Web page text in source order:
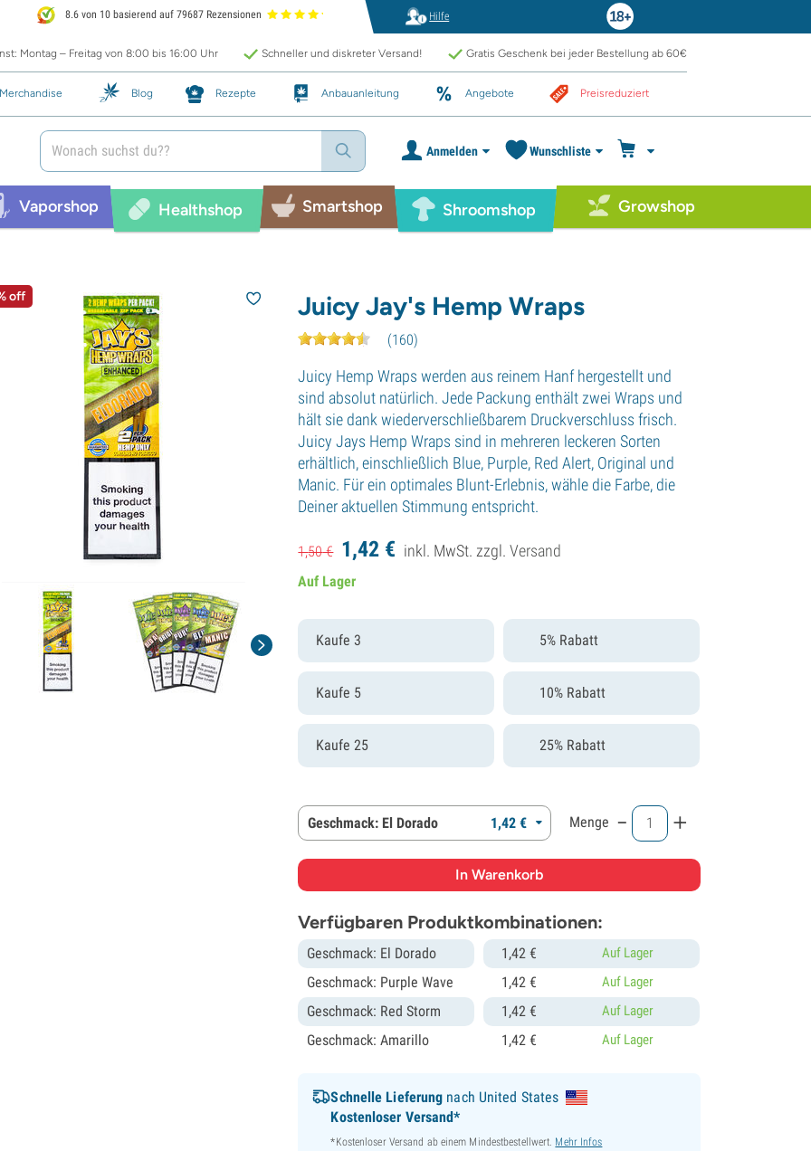
8.6 von 10 basierend auf 79687 Rezensionen Hilfe
Montag – Freitag von 8:00 bis 16:00 Uhr Schneller und diskreter Versand! Gratis Geschenk bei jeder Bestellung ab 60€
Merchandise Blog Rezepte Anbauanleitung Angebote Preisreduziert
Anmelden Wunschliste
Vaporshop Healthshop Smartshop Shroomshop Growshop
off Juicy Jay's Hemp Wraps
(160)
Juicy Hemp Wraps werden aus reinem Hanf hergestellt und
sind absolut natürlich. Jede Packung enthält zwei Wraps und
hält sie dank wiederverschließbarem Druckverschluss frisch.
Juicy Jays Hemp Wraps sind in mehreren leckeren Sorten
erhältlich, einschließlich Blue, Purple, Red Alert, Original und
Manic. Für ein optimales Blunt-Erlebnis, wähle die Farbe, die
Deiner aktuellen Stimmung entspricht.
1,50€ 1,42 € inkl. MwSt. zzgl.Versand
Auf Lager
Kaufe 3 5% Rabatt
Kaufe 5 10% Rabatt
Kaufe 25 25% Rabatt
Geschmack: El Dorado 1,42 € Menge - +
Verfügbaren Produktkombinationen:
Geschmack: El Dorado 1,42 € Auf Lager
Geschmack: Purple Wave 1,42 € Auf Lager
Geschmack: Red Storm 1,42 € Auf Lager
Geschmack: Amarillo 1,42 € Auf Lager
Schnelle Lieferung nach United States
Kostenloser Versand*
*Kostenloser Versand ab einem Mindestbestellwert. Mehr Infos